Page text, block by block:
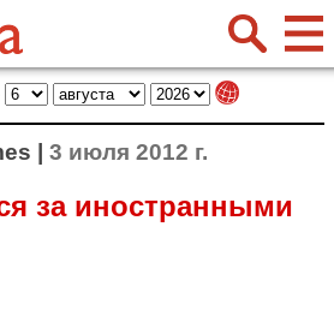
| 3 июля 2012 г.
за иностранными